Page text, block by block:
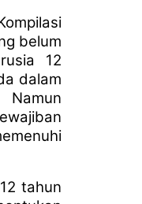
belum
12
dalam
tahun